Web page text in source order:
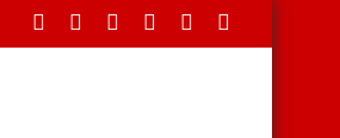
จ่อข้ามลาว พร้อมรวบ 2 ผู้ต้องหา